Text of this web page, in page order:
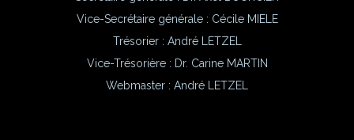
Vice-Secrétaire générale : Cécile MIELE
Trésorier : André LETZEL
Vice-Trésorière : Dr. Carine MARTIN
Webmaster : André LETZEL